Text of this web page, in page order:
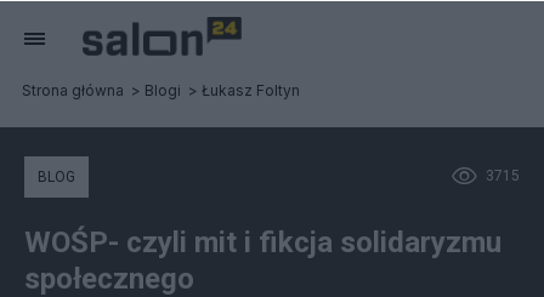
Strona główna Blogi Łukasz Foltyn
3715
BLOG
WOŚP- czyli mit i fikcja solidaryzmu
społecznego